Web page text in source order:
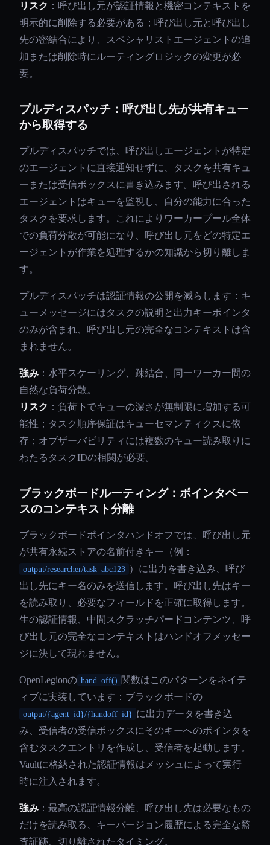
リスク ：呼び出し元が認証情報と機密コンテキストを
明示的に削除する必要がある；呼び出し元と呼び出し
先の密結合により、スペシャリストエージェントの追
加または削除時にルーティングロジックの変更が必
要。
プルディスパッチ：呼び出し先が共有キュー
から取得する
プルディスパッチでは、呼び出しエージェントが特定
のエージェントに直接通知せずに、タスクを共有キュ
ーまたは受信ボックスに書き込みます。呼び出される
エージェントはキューを監視し、自分の能力に合った
タスクを要求します。これによりワーカープール全体
での負荷分散が可能になり、呼び出し元をどの特定エ
ージェントが作業を処理するかの知識から切り離しま
す。
プルディスパッチは認証情報の公開を減らします：キ
ューメッセージにはタスクの説明と出力キーポインタ
のみが含まれ、呼び出し元の完全なコンテキストは含
まれません。
強み ：水平スケーリング、疎結合、同一ワーカー間の
自然な負荷分散。
リスク ：負荷下でキューの深さが無制限に増加する可
能性；タスク順序保証はキューセマンティクスに依
存；オブザーバビリティには複数のキュー読み取りに
わたるタスクIDの相関が必要。
ブラックボードルーティング：ポインタベー
スのコンテキスト分離
ブラックボードポインタハンドオフでは、呼び出し元
が共有永続ストアの名前付きキー（例：
output/researcher/task_abc123 ）に出力を書き込み、呼び
出し先にキー名のみを送信します。呼び出し先はキー
を読み取り、必要なフィールドを正確に取得します。
生の認証情報、中間スクラッチパードコンテンツ、呼
び出し元の完全なコンテキストはハンドオフメッセー
ジに決して現れません。
OpenLegionの hand_off() 関数はこのパターンをネイテ
ィブに実装しています：ブラックボードの
output/{agent_id}/{handoff_id} に出力データを書き込
み、受信者の受信ボックスにそのキーへのポインタを
含むタスクエントリを作成し、受信者を起動します。
Vaultに格納された認証情報はメッシュによって実行
時に注入されます。
強み ：最高の認証情報分離、呼び出し先は必要なもの
だけを読み取る、キーバージョン履歴による完全な監
査証跡、切り離されたタイミング。